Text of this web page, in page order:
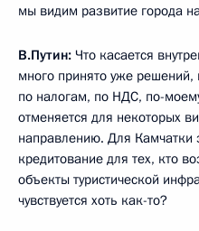
мы видим развитие города
В.Путин: Что касается
много принято уже решений,
по налогам, по НДС, по-
отменяется для некоторых
направлению. Для Камчатки
кредитование для тех, кто
объекты туристической
чувствуется хоть как-то?